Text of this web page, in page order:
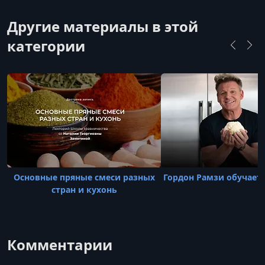
УРОК 19.
20
Другие материалы в этой
категории
Основные пряные смеси разных
стран и кухонь
Гордон Рамзи
Комментарии